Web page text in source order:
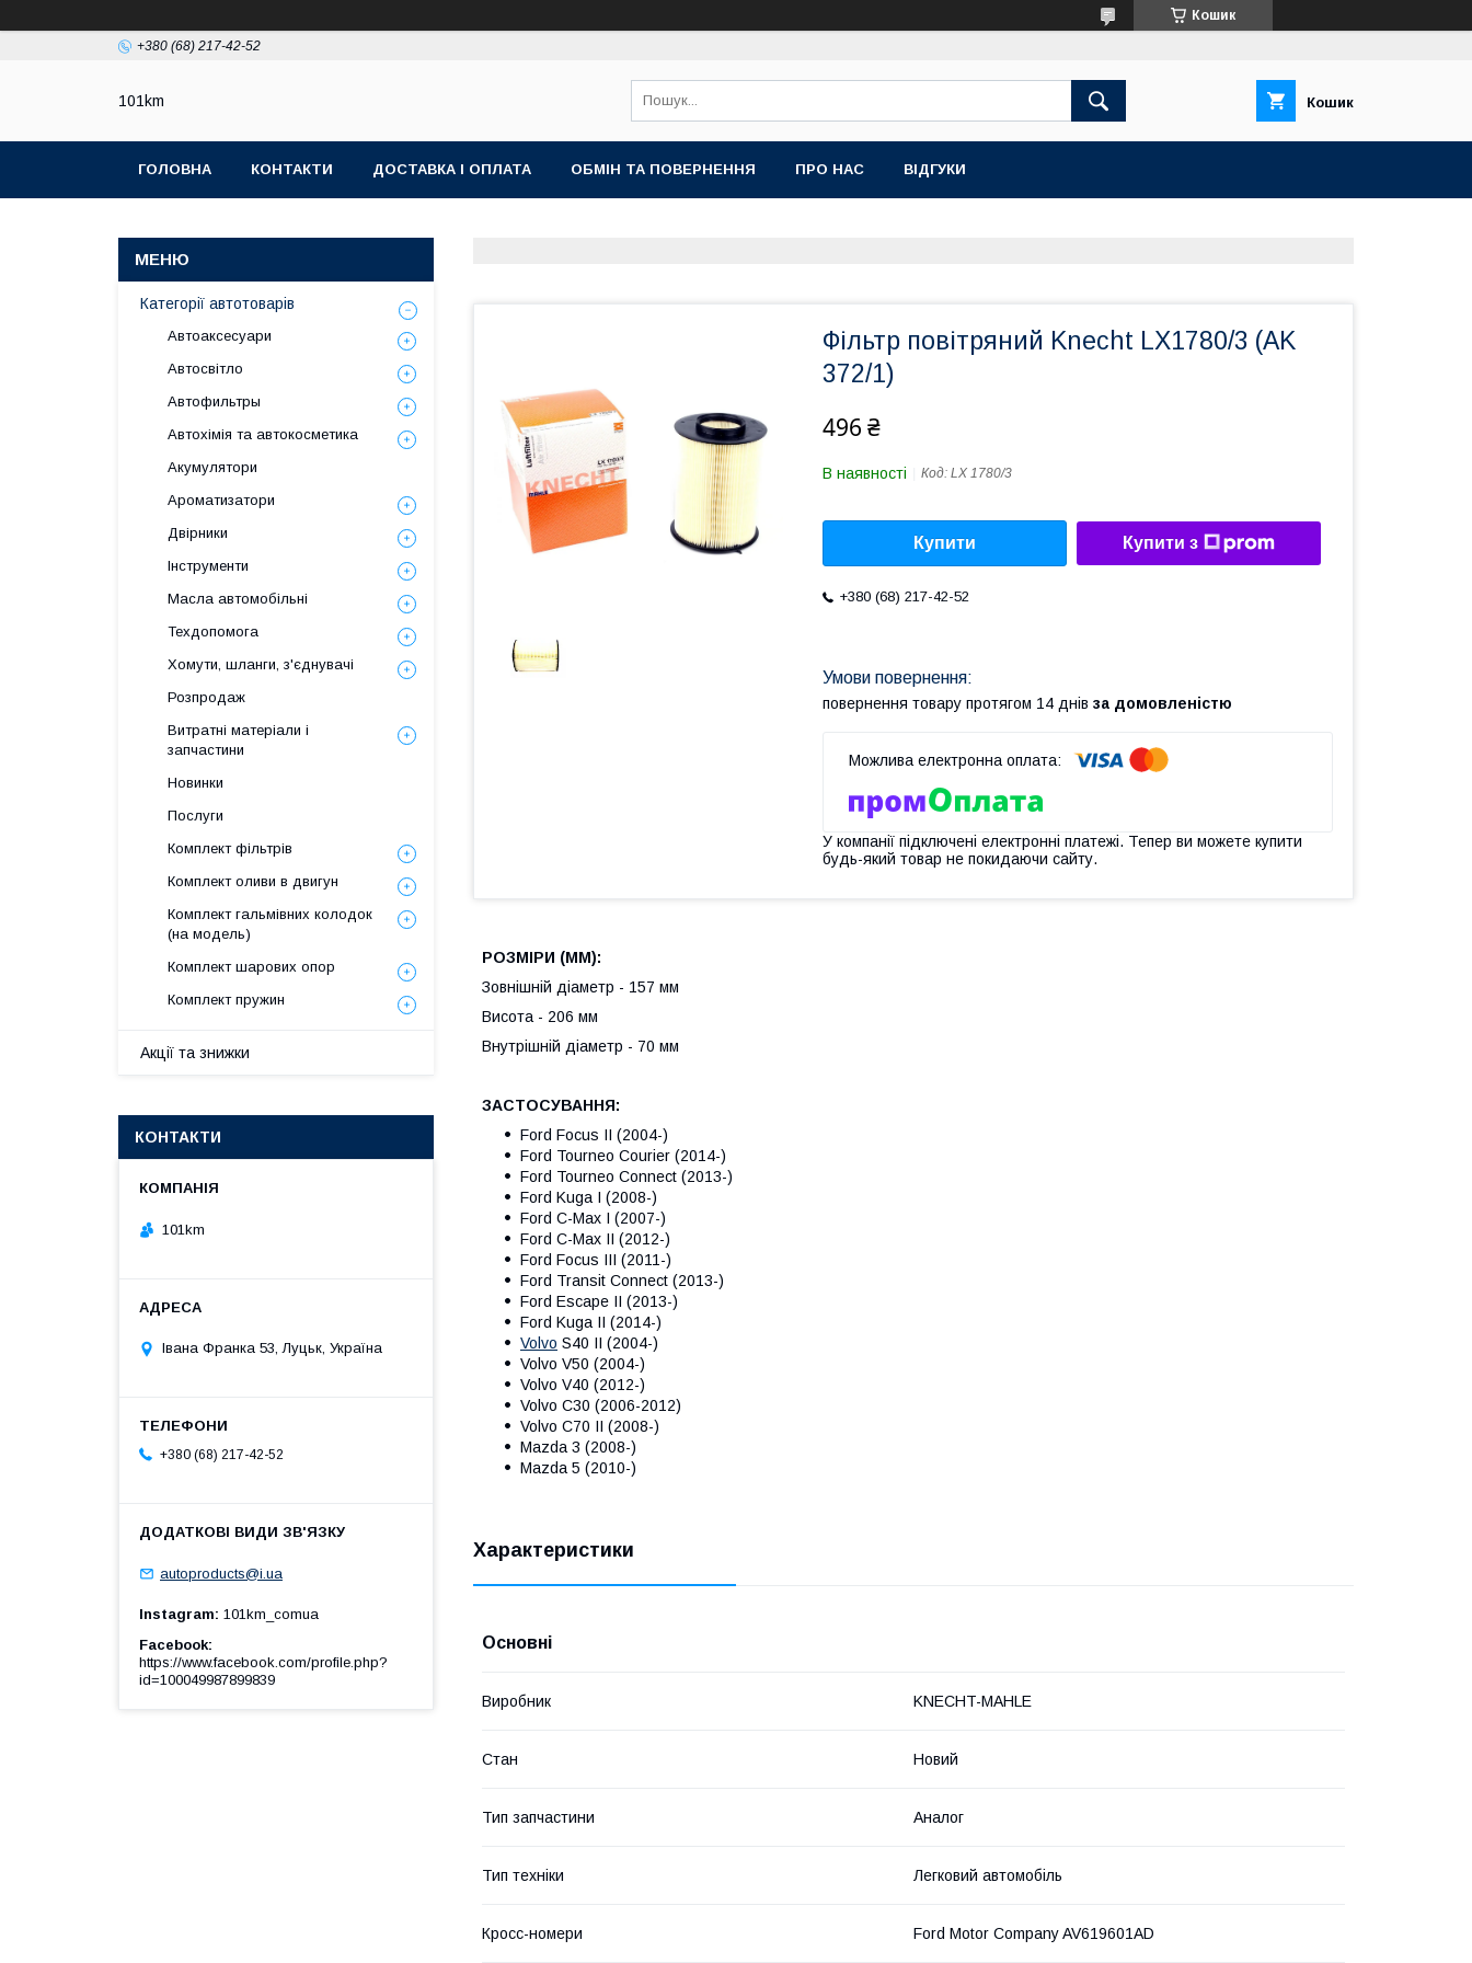
Кошик
+380 (68) 217-42-52
101km Кошик
ГОЛОВНА КОНТАКТИ ДОСТАВКА І ОПЛАТА ОБМІН ТА ПОВЕРНЕННЯ ПРО НАС ВІДГУКИ
Фільтр повітряний Knecht LX1780/3 (AK
372/1)
496 ₴
В наявності Код: LX 1780/3
Купити Купити з
+380 (68) 217-42-52
повернення товару протягом 14 днів за домовленістю
У компанії підключені електронні платежі. Тепер ви можете купити
будь-який товар не покидаючи сайту.
РОЗМІРИ (MM):
Зовнішній діаметр - 157 мм
Висота - 206 мм
Внутрішній діаметр - 70 мм
ЗАСТОСУВАННЯ:
Ford Focus II (2004-)
Ford Tourneo Courier (2014-)
Ford Tourneo Connect (2013-)
Ford Kuga I (2008-)
Ford C-Max I (2007-)
Ford C-Max II (2012-)
Ford Focus III (2011-)
Ford Transit Connect (2013-)
Ford Escape II (2013-)
Ford Kuga II (2014-)
Volvo S40 II (2004-)
Volvo V50 (2004-)
Volvo V40 (2012-)
Volvo C30 (2006-2012)
Volvo C70 II (2008-)
Mazda 3 (2008-)
Mazda 5 (2010-)
Характеристики
Основні
Виробник KNECHT-MAHLE
Стан Новий
Тип запчастини Аналог
Тип техніки Легковий автомобіль
Кросс-номери Ford Motor Company AV619601AD
Категорії автотоварів
Автоаксесуари
Автосвітло
Автофильтры
Автохімія та автокосметика
Акумулятори
Ароматизатори
Двірники
Інструменти
Масла автомобільні
Техдопомога
Хомути, шланги, з'єднувачі
Розпродаж
Витратні матеріали і
запчастини
Новинки
Послуги
Комплект фільтрів
Комплект оливи в двигун
Комплект гальмівних колодок
(на модель)
Комплект шарових опор
Комплект пружин
Акції та знижки
КОНТАКТИ
101km
Івана Франка 53, Луцьк, Україна
+380 (68) 217-42-52
autoproducts@i.ua
Instagram 101km_comua
Facebook
https://www.facebook.com/profile.php?
id=100049987899839